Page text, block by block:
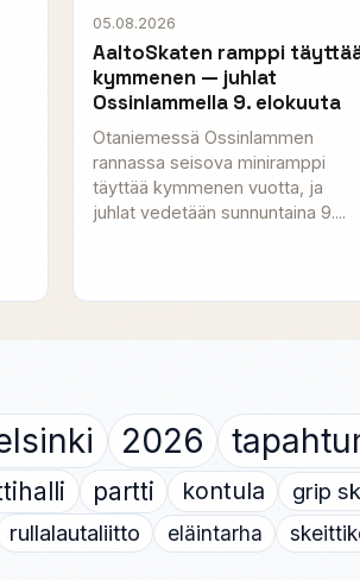
05.08.2026
AaltoSkaten ramppi
kymmenen — juhlat
Ossinlammella 9. elokuuta
Otaniemessä Ossinlammen
rannassa seisova miniramppi
täyttää kymmenen vuotta, ja
juhlat vedetään sunnuntaina 9....
2026
partti kontula grip
rullalautaliitto eläintarha